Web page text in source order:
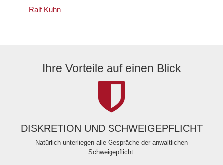
Ralf Kuhn
Ihre Vorteile auf einen Blick
DISKRETION UND SCHWEIGEPFLICHT
Natürlich unterliegen alle Gespräche der anwaltlichen
Schweigepflicht.